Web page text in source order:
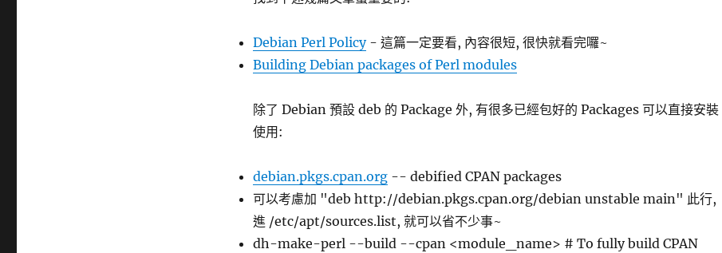
Debian Perl Policy- 這篇一定要看, 內容很短, 很快就看完囉~
Building Debian packages of Perl modules
除了 Debian 預設 deb 的 Package 外, 有很多已經包好的 Packages 可以直接安裝
使用:
debian.pkgs.cpan.org-- debified CPAN packages
可以考慮加 "deb http://debian.pkgs.cpan.org/debian unstable main" 此行,
進 /etc/apt/sources.list, 就可以省不少事~
dh-make-perl --build --cpan <module_name> # To fully build CPAN